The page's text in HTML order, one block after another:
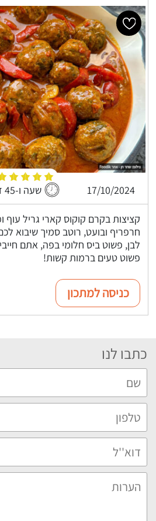
17/10/2024 שעה ו-45 דקות
קציצות בקרם קוקוס קארי גריל
חרפריף ובועט, רוטב סמיך שיבוא
לבן, פשוט ביס חלומי בפה, אתם
פשוט טעים ברמות קשות!
כניסה למתכון
כתבו לנו